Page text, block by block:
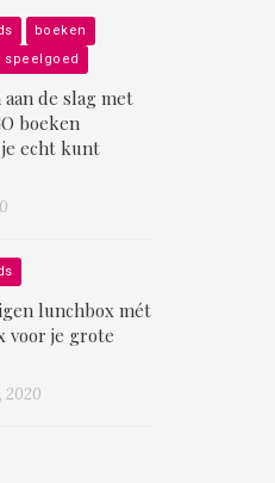
boeken
speelgoed
aan de slag met
boeken
echt kunt
lunchbox mét
voor je grote
2020